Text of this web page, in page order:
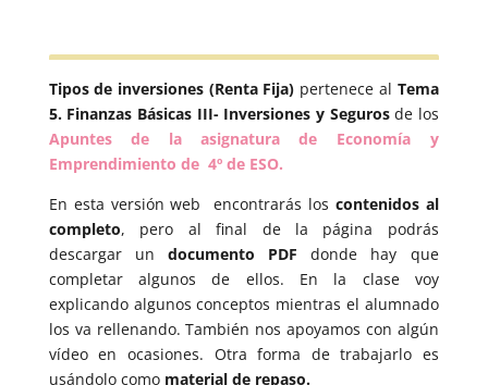
Tipos de inversiones (Renta Fija) pertenece al Tema
5. Finanzas Básicas III- Inversiones y Segurosde los
Apuntes de la asignatura de Economía y
Emprendimiento de 4º de ESO.
En esta versión web encontrarás los contenidos al
completo, pero al final de la página podrás
descargar un documento PDF donde hay que
completar algunos de ellos. En la clase voy
explicando algunos conceptos mientras el alumnado
los va rellenando. También nos apoyamos con algún
vídeo en ocasiones. Otra forma de trabajarlo es
usándolo como material de repaso.